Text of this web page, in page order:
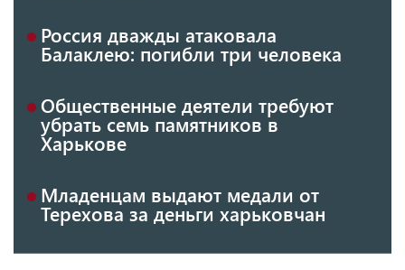
Россия дважды атаковала
Балаклею: погибли три человека
Общественные деятели требуют
убрать семь памятников в
Харькове
Младенцам выдают медали от
Терехова за деньги харьковчан